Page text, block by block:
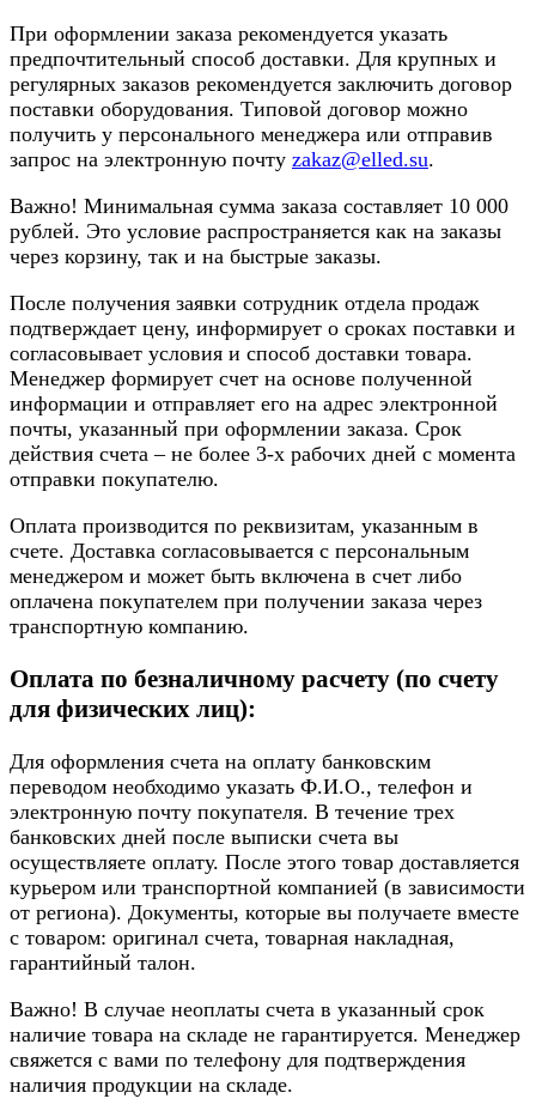
При оформлении заказа рекомендуется указать
предпочтительный способ доставки. Для крупных и
регулярных заказов рекомендуется заключить договор
поставки оборудования. Типовой договор можно
получить у персонального менеджера или отправив
запрос на электронную почту zakaz@elled.su.
Важно! Минимальная сумма заказа составляет 10 000
рублей. Это условие распространяется как на заказы
через корзину, так и на быстрые заказы.
После получения заявки сотрудник отдела продаж
подтверждает цену, информирует о сроках поставки и
согласовывает условия и способ доставки товара.
Менеджер формирует счет на основе полученной
информации и отправляет его на адрес электронной
почты, указанный при оформлении заказа. Срок
действия счета – не более 3-х рабочих дней с момента
отправки покупателю.
Оплата производится по реквизитам, указанным в
счете. Доставка согласовывается с персональным
менеджером и может быть включена в счет либо
оплачена покупателем при получении заказа через
транспортную компанию.
Оплата по безналичному расчету (по счету
для физических лиц):
Для оформления счета на оплату банковским
переводом необходимо указать Ф.И.О., телефон и
электронную почту покупателя. В течение трех
банковских дней после выписки счета вы
осуществляете оплату. После этого товар доставляется
курьером или транспортной компанией (в зависимости
от региона). Документы, которые вы получаете вместе
с товаром: оригинал счета, товарная накладная,
гарантийный талон.
Важно! В случае неоплаты счета в указанный срок
наличие товара на складе не гарантируется. Менеджер
свяжется с вами по телефону для подтверждения
наличия продукции на складе.